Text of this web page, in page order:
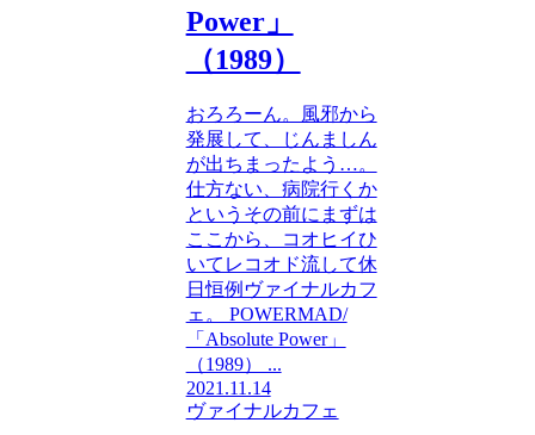
Power」
（1989）
おろろーん。風邪から
発展して、じんましん
が出ちまったよう…。
仕方ない、病院行くか
というその前にまずは
ここから、コオヒイひ
いてレコオド流して休
日恒例ヴァイナルカフ
ェ。 POWERMAD/
「Absolute Power」
（1989） ...
2021.11.14
ヴァイナルカフェ